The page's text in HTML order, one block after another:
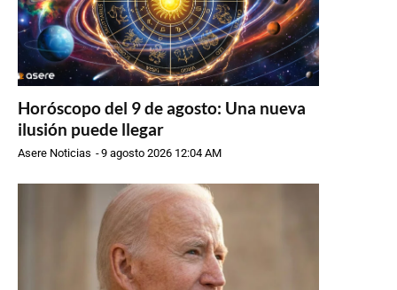
Horóscopo del 9 de agosto: Una nueva
ilusión puede llegar
Asere Noticias -9 agosto 2026 12:04 AM